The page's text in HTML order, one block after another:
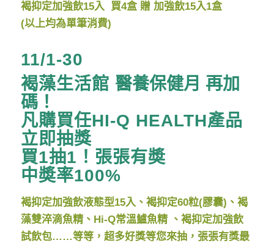
褐抑定加強飲15入 買4盒 贈 加強飲15入1盒
(以上均為單筆消費)
11/1-30
褐藻生活館 醫養保健月 再加
碼！
凡購買任HI-Q HEALTH產品
立即抽獎
買1抽1！張張有奬
中奬率100%
褐抑定加強飲液態型15入、褐抑定60粒(膠囊)、褐
藻雙淬滴魚精、Hi-Q常溫鱸魚精 、褐抑定加強飲
試飲包……等等，超多好獎等您來抽，張張有獎最